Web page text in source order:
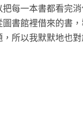
每一本書都看完
書館裡借來的書
所以我默默地也